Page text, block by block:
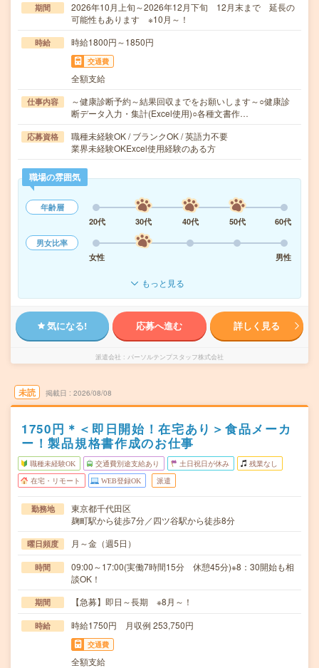
期間
2026年10月上旬～2026年12月下旬 12月末まで 延長の
可能性もあります ※10月～！
時給 時給1800円～1850円
交通費
全額支給
仕事内容
～健康診断予約～結果回収までをお願いします～○健康診
断データ入力・集計(Excel使用)○各種文書作…
応募資格
職種未経験OK / ブランクOK / 英語力不要
業界未経験OKExcel使用経験のある方
職場の雰囲気
年齢層
20代
30代 40代 50代
60代
男女比率
女性
男性
もっと見る
気になる! 応募へ進む 詳しく見る
派遣会社 パーソルテンプスタッフ株式会社
未読 掲載日 2026/08/08
1750円＊＜即日開始！在宅あり＞食品メーカ
ー！製品規格書作成のお仕事
職種未経験OK 交通費別途支給あり 土日祝日が休み 残業なし
在宅・リモート WEB登録OK 派遣
勤務地
東京都千代田区
麹町駅から徒歩7分／四ツ谷駅から徒歩8分
曜日頻度 月～金（週5日）
時間
09:00～17:00(実働7時間15分 休憩45分)※8：30開始も相
談OK！
期間 【急募】即日～長期 ※8月～！
時給 時給1750円 月収例 253,750円
交通費
全額支給